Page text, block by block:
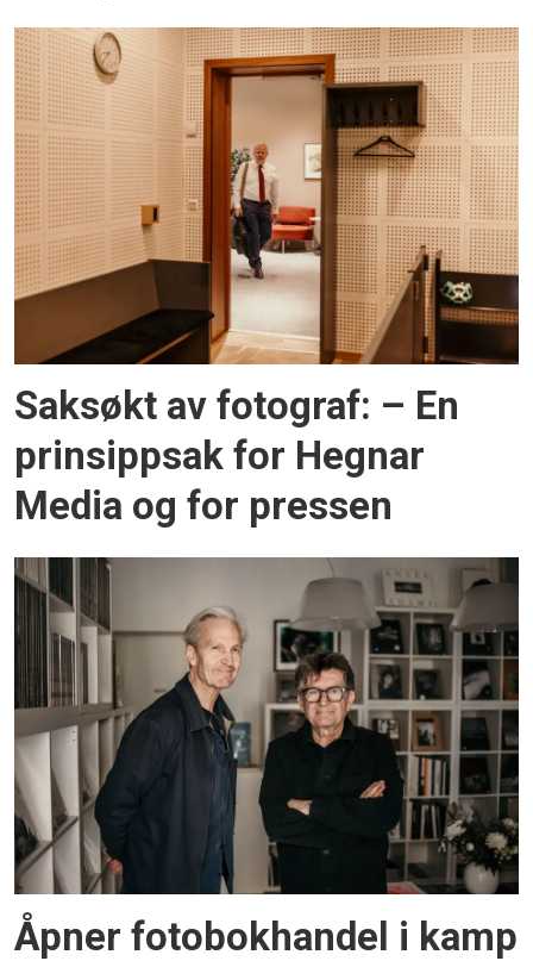
Saksøkt av fotograf: – En
prinsippsak for Hegnar
Media og for pressen
Åpner fotobokhandel i kamp